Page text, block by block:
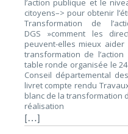
l’action publique et le
citoyens–> pour obtenir
Transformation de
DGS »comment les
peuvent-elles mieux
transformation de
table ronde organisée le
Conseil départemental
livret compte rendu
blanc de la transformation
réalisation
[…]